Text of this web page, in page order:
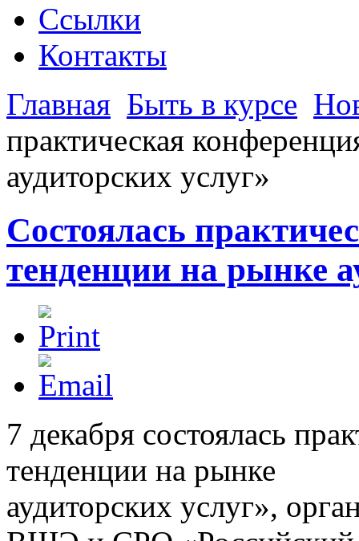
Ссылки
Контакты
Главная Быть в курсе
практическая
аудиторских услуг»
Состоялась
тенденции на рынке
7 декабря состоялась
тенденции на рынке
аудиторских услуг»,